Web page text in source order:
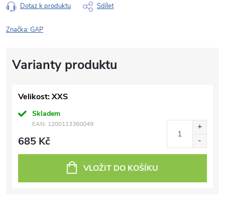
Dotaz k produktu Sdílet
Značka:GAP
Velikost: XXS
Skladem
EAN: 1200113360049
685 Kč
VLOŽIT DO KOŠÍKU